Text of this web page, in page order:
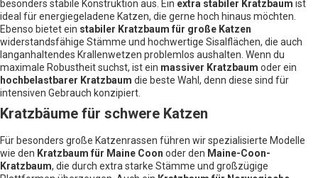
besonders stabile Konstruktion aus. Ein extra stabiler Kratzbaum ist
ideal für energiegeladene Katzen, die gerne hoch hinaus möchten.
Ebenso bietet ein stabiler Kratzbaum für große Katzen
widerstandsfähige Stämme und hochwertige Sisalflächen, die auch
langanhaltendes Krallenwetzen problemlos aushalten. Wenn du
maximale Robustheit suchst, ist ein massiver Kratzbaum oder ein
hochbelastbarer Kratzbaum die beste Wahl, denn diese sind für
intensiven Gebrauch konzipiert.
Kratzbäume für schwere Katzen
Für besonders große Katzenrassen führen wir spezialisierte Modelle
wie den Kratzbaum für Maine Coon oder den Maine-Coon-
Kratzbaum, die durch extra starke Stämme und großzügige